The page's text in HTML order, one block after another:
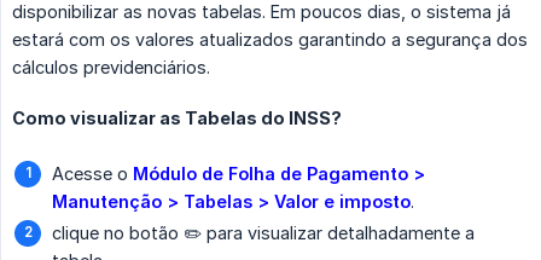
disponibilizar as novas tabelas. Em poucos dias, o sistema já
estará com os valores atualizados garantindo a segurança dos
cálculos previdenciários.
Como visualizar as Tabelas do INSS?
Acesse o Módulo de Folha de Pagamento >
Manutenção > Tabelas > Valor e imposto.
clique no botão ✏️ para visualizar detalhadamente a